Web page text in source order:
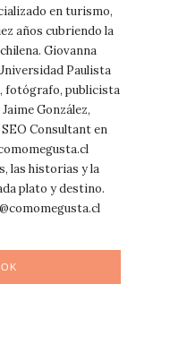
en turismo,
años cubriendo la
Giovanna
Paulista
fotógrafo, publicista
González,
Consultant en
las historias y la
plato y destino.